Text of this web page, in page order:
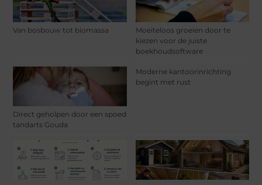
Van bosbouw tot biomassa
Moeiteloos groeien door te
kiezen voor de juiste
boekhoudsoftware
Direct geholpen door een spoed
tandarts Gouda
Moderne kantoorinrichting
begint met rust